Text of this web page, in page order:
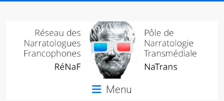
Réseau
des
narratologues
francophoneMenu